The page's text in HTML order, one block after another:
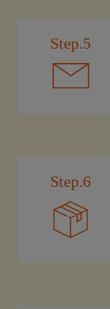
Step.5
Step.6